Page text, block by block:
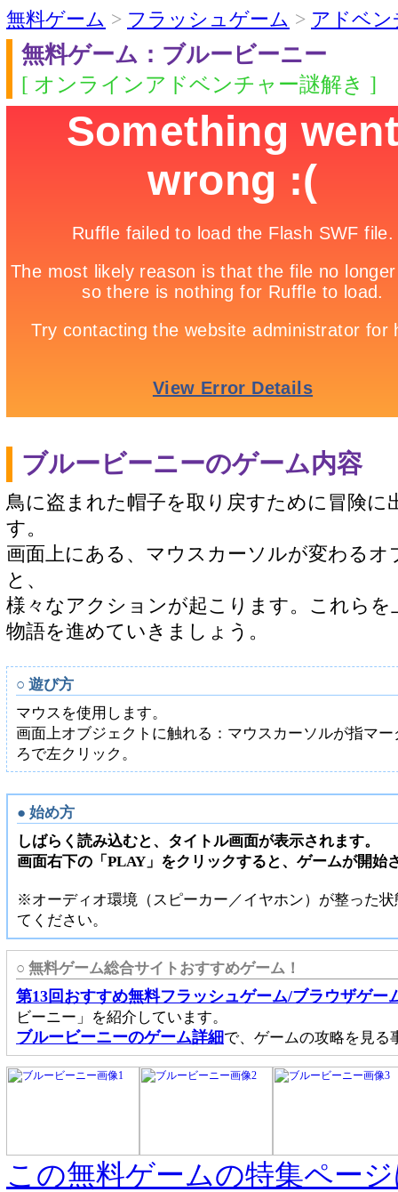
無料ゲーム > フラッシュゲーム > アドベン
無料ゲーム：ブルービーニー
[ オンラインアドベンチャー謎解き ]
ブルービーニーのゲーム内容
鳥に盗まれた帽子を取り戻すために冒険
す。
画面上にある、マウスカーソルが変わる
と、
様々なアクションが起こります。これらを
物語を進めていきましょう。
○ 遊び方
マウスを使用します。
画面上オブジェクトに触れる：マウスカーソルが指マ
ろで左クリック。
● 始め方
しばらく読み込むと、タイトル画面が表示されます。
画面右下の「PLAY」をクリックすると、ゲームが開始
※オーディオ環境（スピーカー／イヤホン）が整った
てください。
○ 無料ゲーム総合サイトおすすめゲーム！
第13回おすすめ無料フラッシュゲーム/ブラウザゲー
ビーニー」を紹介しています。
ブルービーニーのゲーム詳細で、ゲームの攻略を見る
この無料ゲームの特集ペー